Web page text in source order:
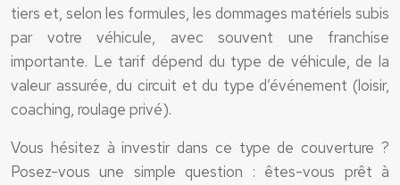
tiers et, selon les formules, les dommages matériels subis
par votre véhicule, avec souvent une franchise
importante. Le tarif dépend du type de véhicule, de la
valeur assurée, du circuit et du type d’événement (loisir,
coaching, roulage privé).
Vous hésitez à investir dans ce type de couverture ?
Posez-vous une simple question : êtes-vous prêt à